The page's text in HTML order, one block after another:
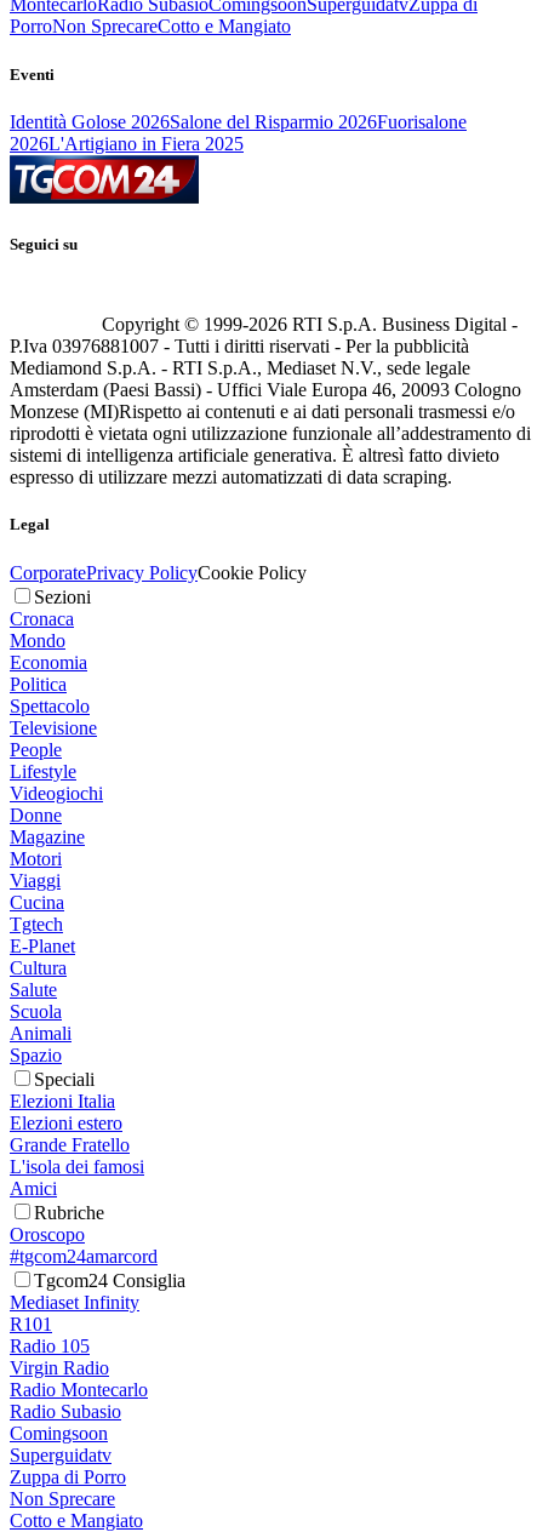
MontecarloRadio SubasioComingsoonSuperguidatvZuppa di
PorroNon SprecareCotto e Mangiato
Eventi
Identità Golose 2026Salone del Risparmio 2026Fuorisalone
2026L'Artigiano in Fiera 2025
Seguici su
Copyright © 1999-2026 RTI S.p.A. Business Digital -
P.Iva 03976881007 - Tutti i diritti riservati - Per la pubblicità
Mediamond S.p.A. - RTI S.p.A., Mediaset N.V., sede legale
Amsterdam (Paesi Bassi) - Uffici Viale Europa 46, 20093 Cologno
Monzese (MI)Rispetto ai contenuti e ai dati personali trasmessi e/o
riprodotti è vietata ogni utilizzazione funzionale all’addestramento di
sistemi di intelligenza artificiale generativa. È altresì fatto divieto
espresso di utilizzare mezzi automatizzati di data scraping.
Legal
CorporatePrivacy PolicyCookie Policy
Sezioni
Cronaca
Mondo
Economia
Politica
Spettacolo
Televisione
People
Lifestyle
Videogiochi
Donne
Magazine
Motori
Viaggi
Cucina
Tgtech
E-Planet
Cultura
Salute
Scuola
Animali
Spazio
Speciali
Elezioni Italia
Elezioni estero
Grande Fratello
L'isola dei famosi
Amici
Rubriche
Oroscopo
#tgcom24amarcord
Tgcom24 Consiglia
Mediaset Infinity
R101
Radio 105
Virgin Radio
Radio Montecarlo
Radio Subasio
Comingsoon
Superguidatv
Zuppa di Porro
Non Sprecare
Cotto e Mangiato